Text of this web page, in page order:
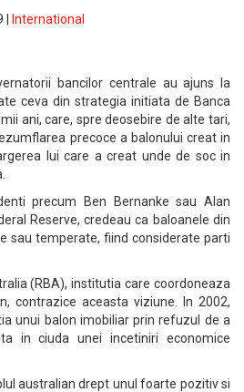
International
bancilor centrale au ajuns la
ceva din strategia initiata de Banca
ani, care, spre deosebire de alte tari,
precoce a balonului creat in
lui care a creat unde de soc in
precum Ben Bernanke sau Alan
Reserve, credeau ca baloanele din
sau temperate, fiind considerate parti
(RBA), institutia care coordoneaza
contrazice aceasta viziune. In 2002,
unui balon imobiliar prin refuzul de a
in ciuda unei incetiniri economice
australian drept unul foarte pozitiv si